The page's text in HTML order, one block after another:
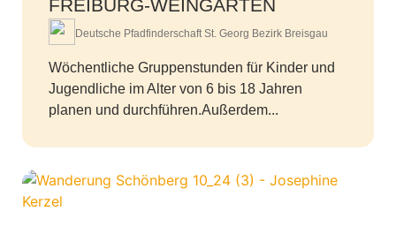
FREIBURG-WEINGARTEN
Deutsche Pfadfinderschaft St. Georg Bezirk Breisgau
Wöchentliche Gruppenstunden für Kinder und
Jugendliche im Alter von 6 bis 18 Jahren
planen und durchführen.Außerdem...